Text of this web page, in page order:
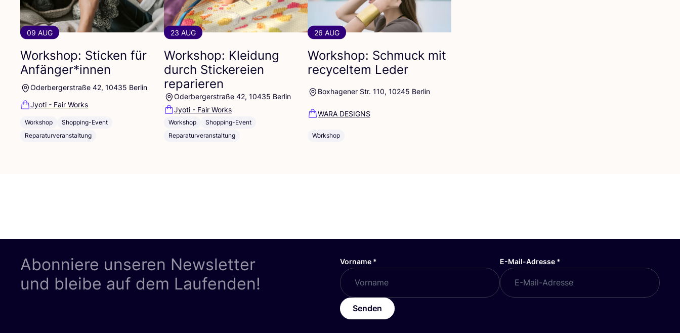
09 AUG
Workshop: Sticken für
Anfänger*innen
Oderbergerstraße 42, 10435 Berlin
Jyoti - Fair Works
Workshop
Shopping-Event
Reparaturveranstaltung
23 AUG
Workshop: Kleidung
durch Stickereien
reparieren
Oderbergerstraße 42, 10435 Berlin
Jyoti - Fair Works
Workshop
Shopping-Event
Reparaturveranstaltung
26 AUG
Workshop: Schmuck mit
recyceltem Leder
Boxhagener Str. 110, 10245 Berlin
WARA DESIGNS
Workshop
Abonniere unseren Newsletter
und bleibe auf dem Laufenden!
Vorname * E-Mail-Adresse *
Senden